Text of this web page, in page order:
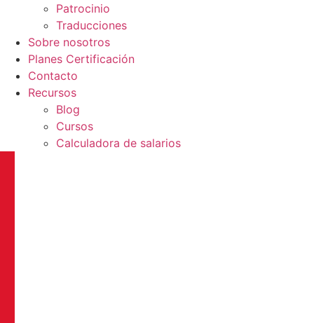
Patrocinio
Traducciones
Sobre nosotros
Planes Certificación
Contacto
Recursos
Blog
Cursos
Calculadora de salarios